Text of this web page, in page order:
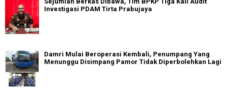
Investigasi PDAM Tirta Prabujaya
Damri Mulai Beroperasi Kembali, Penumpang Yang
Menunggu Disimpang Pamor Tidak Diperbolehkan Lagi